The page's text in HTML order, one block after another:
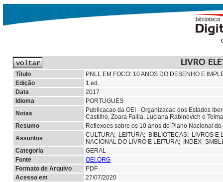
LIVRO
Título
PNLL EM FOCO: 10 ANOS DO DESENHO E
Edição
1 ed.
Data
2017
Idioma
PORTUGUES
Notas
Publicacao da OEI - Organizacao dos Estados
Castilho, Zoara Failla, Luciana Rabinovich e
Resumo
Reflexoes sobre os 10 anos do Plano Nacional
Assuntos
CULTURA; LEITURA; BIBLIOTECAS; LIVROS E
NACIONAL DO LIVRO E LEITURA;
Categoria
GERAL
Fonte
OEI.ORG
Formato de Arquivo
PDF
Acesso em
27/07/2020